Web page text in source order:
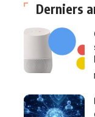
Derniers